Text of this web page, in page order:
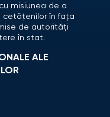
misiunea de a
cetățenilor în fața
de autorități
în stat.
ALE